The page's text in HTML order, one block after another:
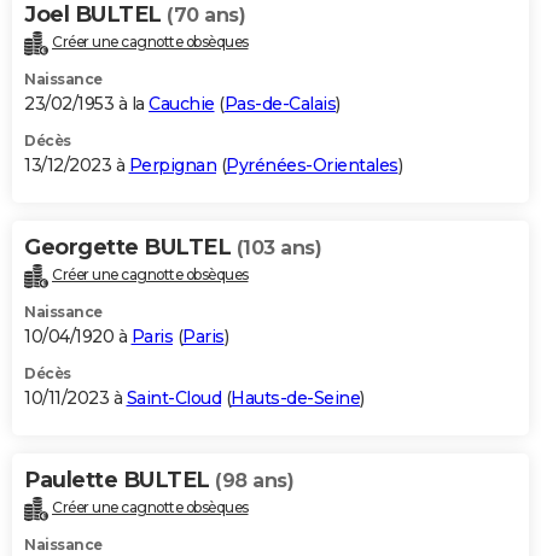
Joel BULTEL (70 ans)
Créer une cagnotte obsèques
Naissance
23/02/1953 à la Cauchie (Pas-de-Calais)
Décès
13/12/2023 à Perpignan (Pyrénées-Orientales)
Georgette BULTEL (103 ans)
Créer une cagnotte obsèques
Naissance
10/04/1920 à Paris (Paris)
Décès
10/11/2023 à Saint-Cloud (Hauts-de-Seine)
Paulette BULTEL (98 ans)
Créer une cagnotte obsèques
Naissance